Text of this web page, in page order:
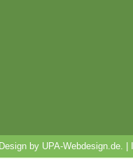
by UPA-Webdesign.de.